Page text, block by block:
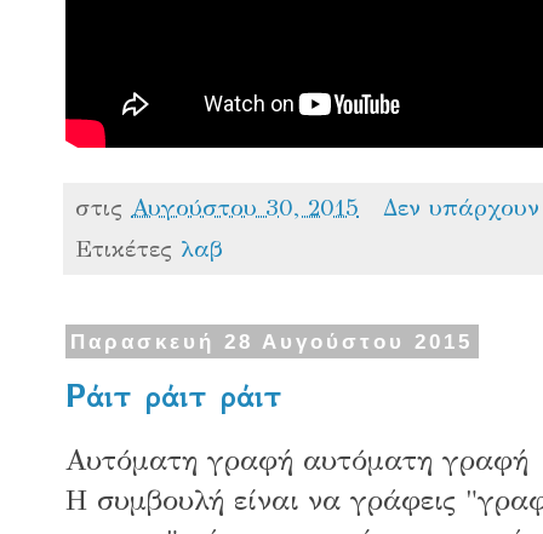
στις Αυγούστου 30, 2015
Δεν
Ετικέτες λαβ
Παρασκευή 28 Αυγούστου 2015
Ράιτ ράιτ ράιτ
Αυτόματη γραφή αυτόματη γραφή
Η συμβουλή είναι να γράφεις